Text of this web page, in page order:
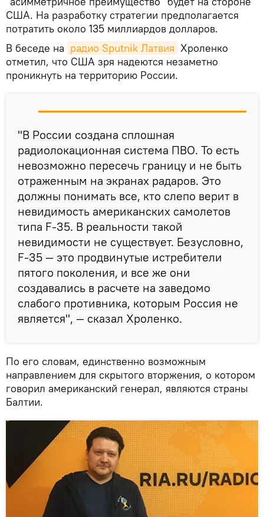
США. На разработку стратегии предполагается
потратить около 135 миллиардов долларов.
В беседе на радио Sputnik Латвия Хроленко
отметил, что США зря надеются незаметно
проникнуть на территорию России.
"В России создана сплошная
радиолокационная система ПВО. То есть
невозможно пересечь границу и не быть
отраженным на экранах радаров. Это
должны понимать все, кто слепо верит в
невидимость американских самолетов
типа F-35. В реальности такой
невидимости не существует. Безусловно,
F-35 — это продвинутые истребители
пятого поколения, и все же они
создавались в расчете на заведомо
слабого противника, которым Россия не
является", — сказал Хроленко.
По его словам, единственно возможным
направлением для скрытого вторжения, о котором
говорил американский генерал, являются страны
Балтии.